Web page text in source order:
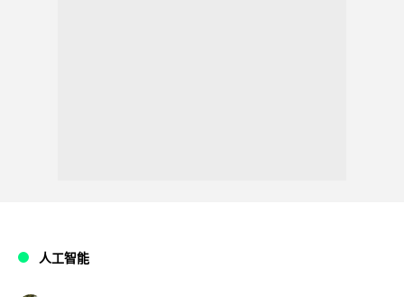
人工智能